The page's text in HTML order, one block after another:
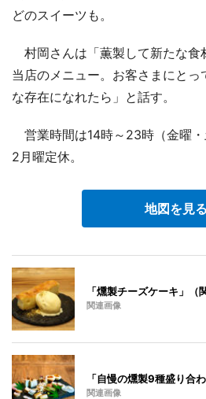
どのスイーツも。
村岡さんは「薫製して新たな食
当店のメニュー。お客さまにとっ
な存在になれたら」と話す。
営業時間は14時～23時（金曜
2月曜定休。
地図を見る
「燻製チーズケーキ」（
関連画像
「自慢の燻製9種盛り合
関連画像